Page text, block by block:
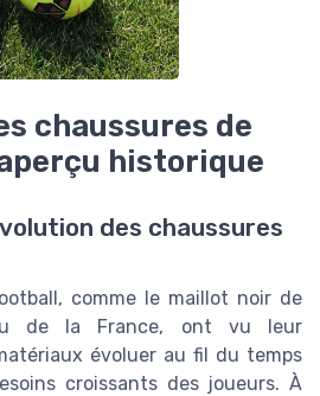
chaussures de
historique
des chaussures
comme le maillot noir de
de la France, ont vu leur
évoluer au fil du temps
croissants des joueurs. À